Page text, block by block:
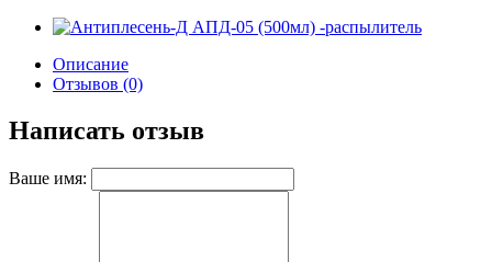
Описание
Отзывов (0)
Написать отзыв
Ваше имя: